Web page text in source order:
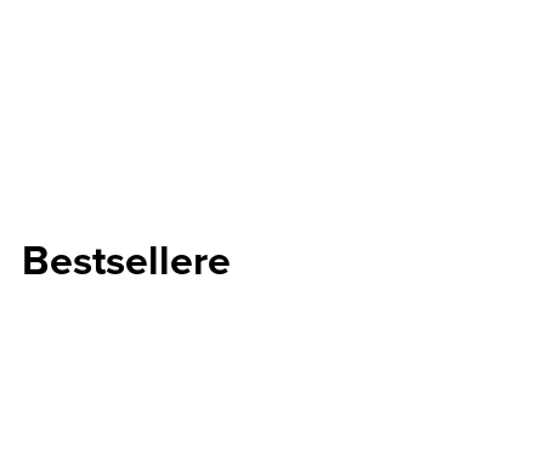
Bestsellere